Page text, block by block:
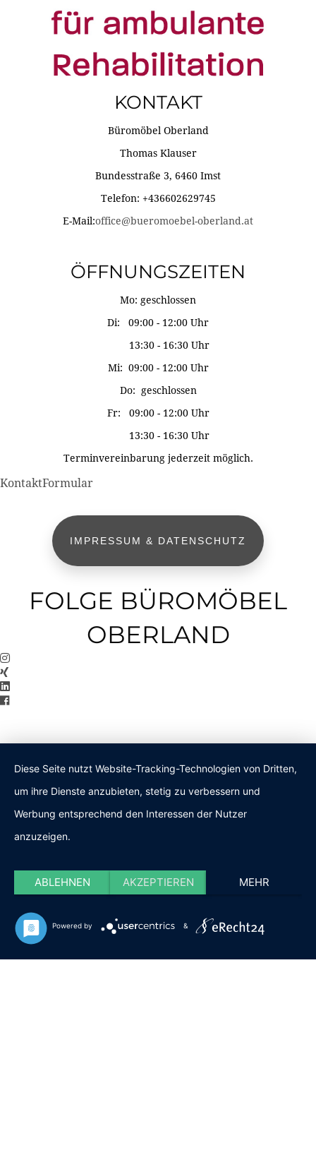
KONTAKT
Büromöbel Oberland
Thomas Klauser
Bundesstraße 3, 6460 Imst
Telefon: +436602629745
E-Mail:office@bueromoebel-oberland.at
ÖFFNUNGSZEITEN
Mo: geschlossen
Di: 09:00 - 12:00 Uhr
13:30 - 16:30 Uhr
Mi: 09:00 - 12:00 Uhr
Do: geschlossen
Fr: 09:00 - 12:00 Uhr
13:30 - 16:30 Uhr
Terminvereinbarung jederzeit möglich.
KontaktFormular
IMPRESSUM & DATENSCHUTZ
FOLGE BÜROMÖBEL
OBERLAND
Diese Seite nutzt Website-Tracking-Technologien von Dritten,
um ihre Dienste anzubieten, stetig zu verbessern und
Werbung entsprechend den Interessen der Nutzer
anzuzeigen.
ABLEHNEN AKZEPTIEREN MEHR
Powered by &